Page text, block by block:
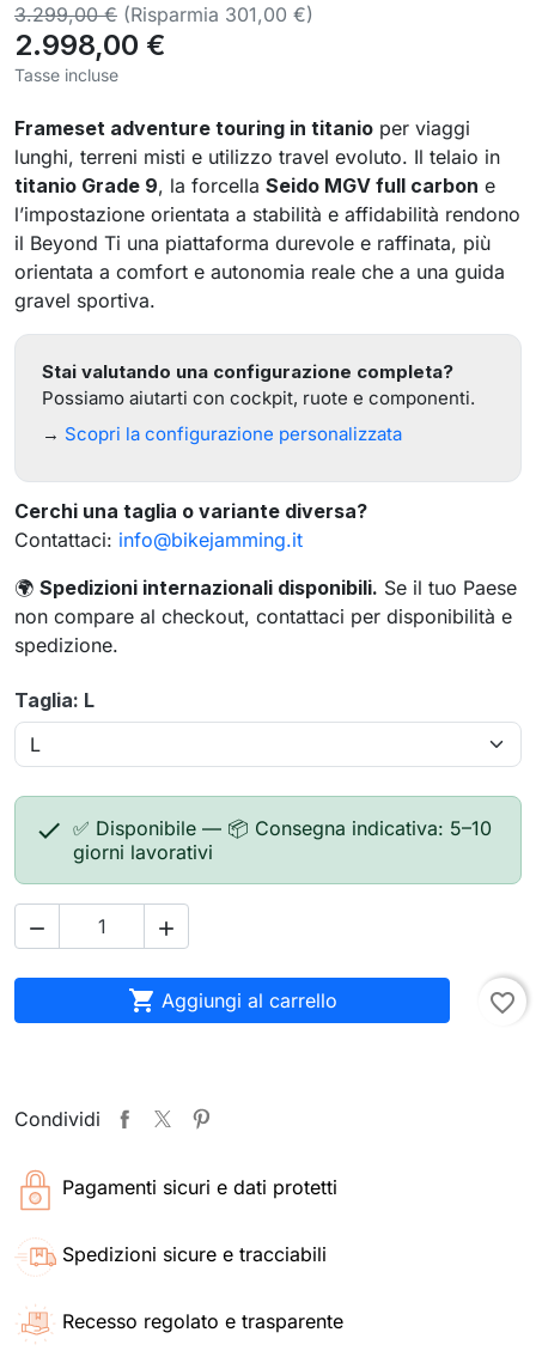
3.299,00 € (Risparmia 301,00 €)
2.998,00 €
Tasse incluse
Frameset adventure touring in titanio per viaggi
lunghi, terreni misti e utilizzo travel evoluto. Il telaio in
titanio Grade 9, la forcella Seido MGV full carbon e
l’impostazione orientata a stabilità e affidabilità rendono
il Beyond Ti una piattaforma durevole e raffinata, più
orientata a comfort e autonomia reale che a una guida
gravel sportiva.
Stai valutando una configurazione completa?
Possiamo aiutarti con cockpit, ruote e componenti.
→ Scopri la configurazione personalizzata
Cerchi una taglia o variante diversa?
Contattaci: info@bikejamming.it
🌍 Spedizioni internazionali disponibili. Se il tuo Paese
non compare al checkout, contattaci per disponibilità e
spedizione.
Taglia: L
 ✅ Disponibile — 📦 Consegna indicativa: 5–10
giorni lavorativi
 
 Aggiungi al carrello favorite_border
Condividi
Pagamenti sicuri e dati protetti
Spedizioni sicure e tracciabili
Recesso regolato e trasparente